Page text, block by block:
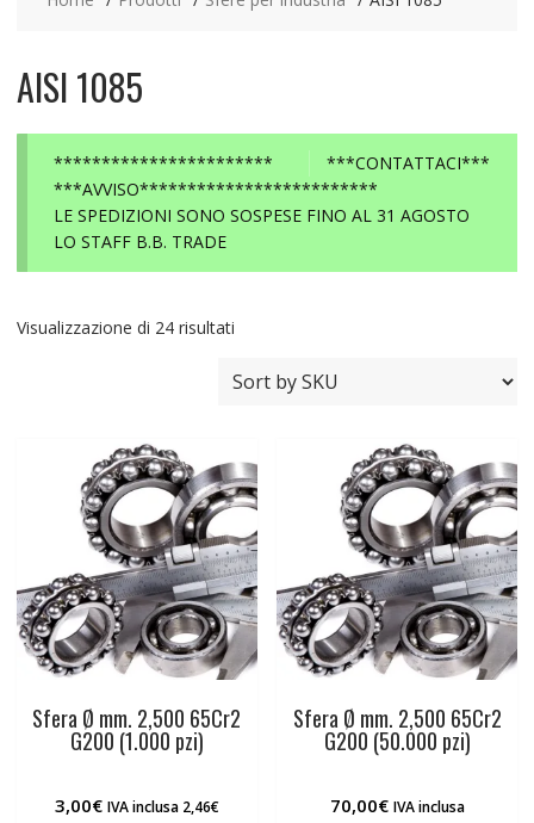
AISI 1085
***CONTATTACI***
***********************
***AVVISO*************************
LE SPEDIZIONI SONO SOSPESE FINO AL 31 AGOSTO
LO STAFF B.B. TRADE
Visualizzazione di 24 risultati
Sfera Ø mm. 2,500 65Cr2
G200 (1.000 pzi)
3,00€ IVA inclusa 2,46€
Sfera Ø mm. 2,500 65Cr2
G200 (50.000 pzi)
70,00€ IVA inclusa